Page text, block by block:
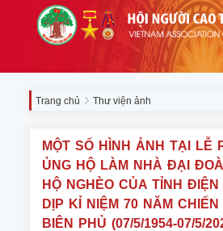
Trang chủ Thư viện ảnh
MỘT SỐ HÌNH ẢNH TẠI LỄ
ỦNG HỘ LÀM NHÀ ĐẠI
HỘ NGHÈO CỦA TỈNH ĐIỆN
DỊP KỈ NIỆM 70 NĂM
BIÊN PHỦ (07/5/1954-07/5/